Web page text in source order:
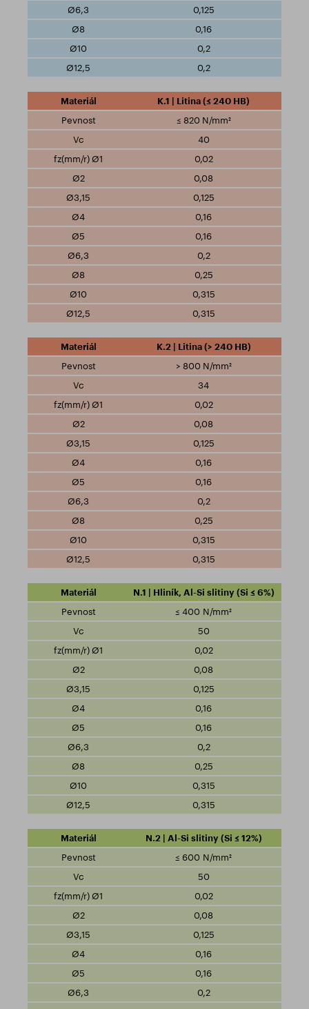
0,125
0,16
0,2
0,2
K.1 | Litina (≤ 240 HB)
≤ 820 N/mm²
40
0,02
0,08
0,125
0,16
0,16
0,2
0,25
0,315
0,315
K.2 | Litina (> 240 HB)
> 800 N/mm²
34
0,02
0,08
0,125
0,16
0,16
0,2
0,25
0,315
0,315
N.1 | Hliník, Al-Si slitiny (Si ≤ 6%)
≤ 400 N/mm²
50
0,02
0,08
0,125
0,16
0,16
0,2
0,25
0,315
0,315
N.2 | Al-Si slitiny (Si ≤ 12%)
≤ 600 N/mm²
50
0,02
0,08
0,125
0,16
0,16
0,2